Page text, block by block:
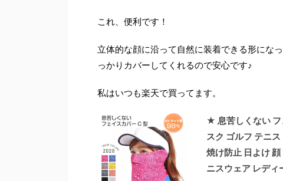
これ、便利です！
立体的な顔に沿って自然に装着できる形にな
っかりカバーしてくれるので安心です♪
私はいつも楽天で買ってます。
★ 息苦しくない フ
スク ゴルフ テニ
焼け防止 日よけ
ニスウェア レディ